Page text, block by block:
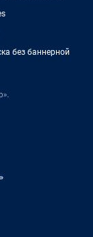
без баннерной